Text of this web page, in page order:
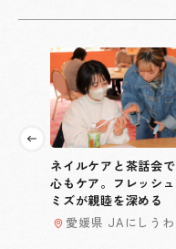
ネイルケアと茶話会で
心もケア。フレッシュ
ミズが親睦を深める
愛媛県 JAにしうわ